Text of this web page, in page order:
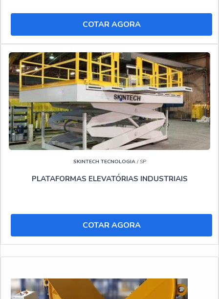
metros.
Isso se deve ao fato da empresa ser líder no mercado e
referência no segmento, padrões possíveis por contar com
material de ótima qualidade e atendimento regionalizado,
ainda mais, unido a um time com profissionais
especializados e velocidade e praticidade na comunicação,
fecha todo o ciclo de entrega com excelência para seus
clientes.."
COTAR AGORA
SKINTECH TECNOLOGIA/ SP
PLATAFORMAS ELEVATÓRIAS INDUSTRIAIS
COTAR AGORA